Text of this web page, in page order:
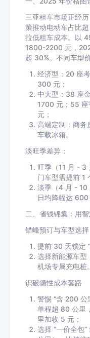
三亚租车市场正经
策推动电动车占比
拉低租车成本。以
1800-2200 元，
超 30%。不同车型
经济型：20 座
300 元；
中大型：38 座
1700 元；55
元；
高端定制：商
车载冰箱。
淡旺季差异：
旺季（11 月 - 3
门车型需提前 1
淡季（4 月 - 10
日均降幅达 600
二、省钱锦囊：用
错峰预订与车型选择
提前 30 天锁定
选择新能源车型
机场专属充电桩。
识破隐性成本套路
警惕 “含 200 公
单程超 80 公里
里加收 5 元；
选择 “一价全包